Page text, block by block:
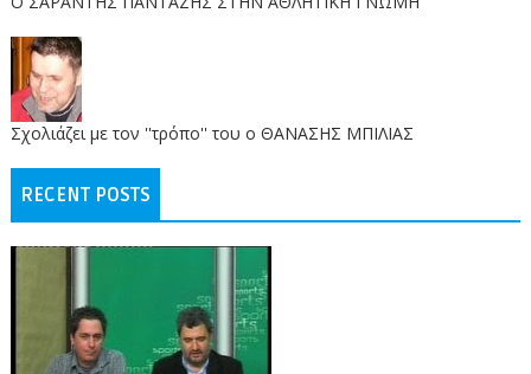
Σχολιάζει με τον ''τρόπο'' του ο ΘΑΝΑΣΗΣ ΜΠΙΛΙΑΣ
RECENT POSTS